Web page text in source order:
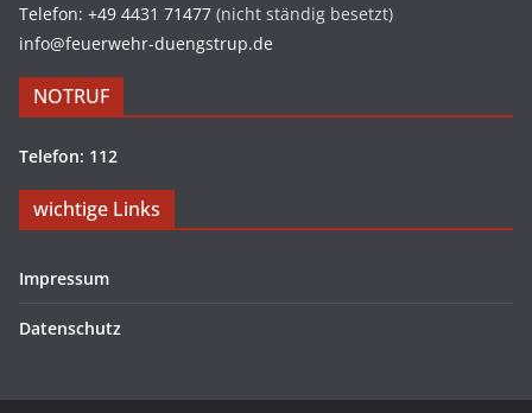
Telefon: +49 4431 71477 (nicht ständig besetzt)
info@feuerwehr-duengstrup.de
NOTRUF
Telefon: 112
wichtige Links
Impressum
Datenschutz